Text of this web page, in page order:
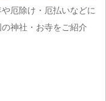
厄除け・厄払いなどに
神社・お寺をご紹介